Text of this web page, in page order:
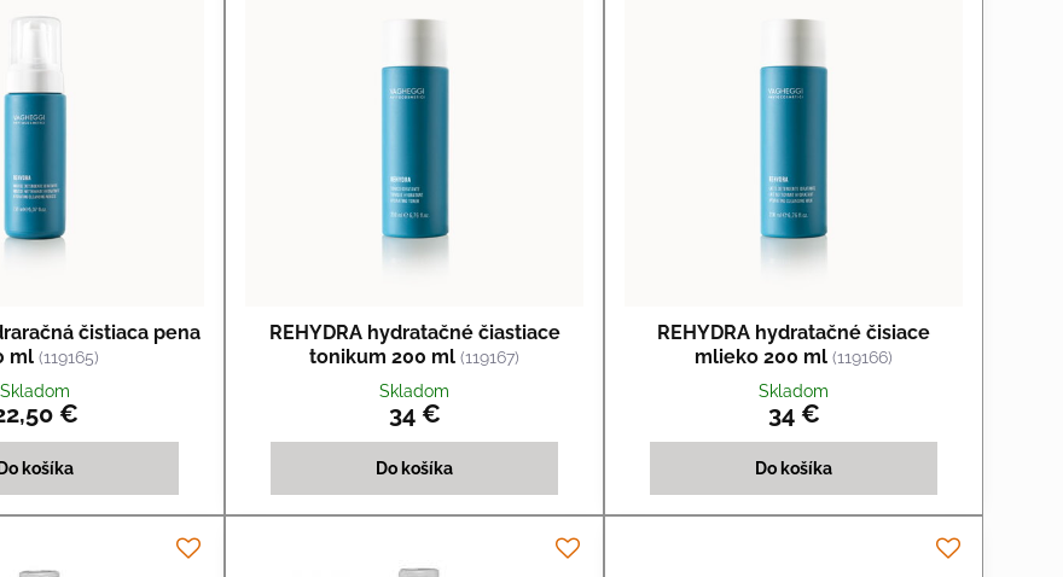
čistiaca pena
ml (119165)
Skladom
€
Do košíka
REHYDRA hydratačné čiastiace
tonikum 200 ml (119167)
Skladom
34 €
Do košíka
REHYDRA hydratačné čisiace
mlieko 200 ml (119166)
Skladom
34 €
Do košíka